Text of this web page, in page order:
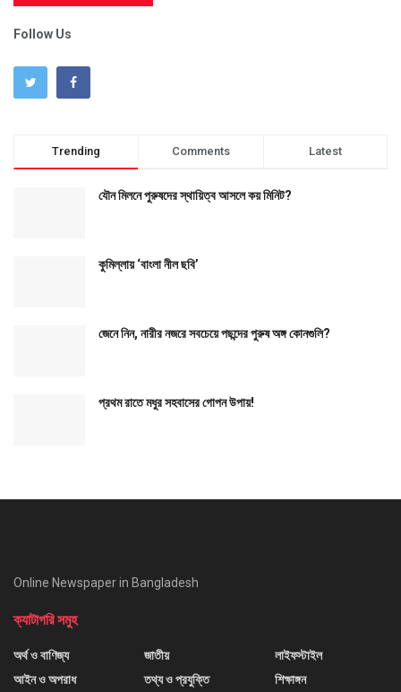
Follow Us
Trending Comments Latest
যৌন মিলনে পুরুষদের স্থায়িত্ব আসলে কয় মিনিট?
কুমিল্লায় ‘বাংলা নীল ছবি’
জেনে নিন, নারীর নজরে সবচেয়ে পছন্দের পুরুষ অঙ্গ কোনগুলি?
প্রথম রাতে মধুর সহবাসের গোপন উপায়!
Online Newspaper in Bangladesh
ক্যাটাগরি সমুহ
অর্থ ও বাণিজ্য
আইন ও অপরাধ
জাতীয়
তথ্য ও প্রযুক্তি
লাইফস্টাইল
শিক্ষাঙ্গন